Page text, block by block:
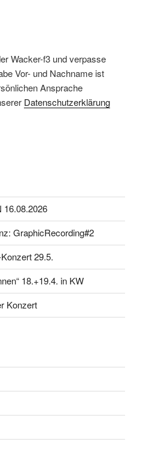
Wacker-f3 und verpasse
Vor- und Nachname ist
Ansprache
Datenschutzerklärung
GraphicRecording#2
29.5.
18.+19.4. in KW
Konzert